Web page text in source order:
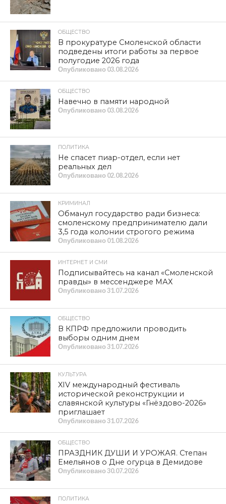
ОБЩЕСТВО
В прокуратуре Смоленской области
подведены итоги работы за первое
полугодие 2026 года
Опубликовано 03.08.2026
ОБЩЕСТВО
Навечно в памяти народной
Опубликовано 03.08.2026
ПОЛИТИКА
Не спасет пиар-отдел, если нет
реальных дел
Опубликовано 02.08.2026
КРИМИНАЛ
Обманул государство ради бизнеса:
смоленскому предпринимателю дали
3,5 года колонии строгого режима
Опубликовано 01.08.2026
ИНТЕРНЕТ И СМИ
Подписывайтесь на канал «Смоленской
правды» в мессенджере МАХ
Опубликовано31.07.2026
ОБЩЕСТВО
В КПРФ предложили проводить
выборы одним днем
Опубликовано31.07.2026
КУЛЬТУРА
XIV международный фестиваль
исторической реконструкции и
славянской культуры «Гнёздово-2026»
приглашает
Опубликовано31.07.2026
ОБЩЕСТВО
ПРАЗДНИК ДУШИ И УРОЖАЯ. Степан
Емельянов о Дне огурца в Демидове
Опубликовано30.07.2026
ПОЛИТИКА